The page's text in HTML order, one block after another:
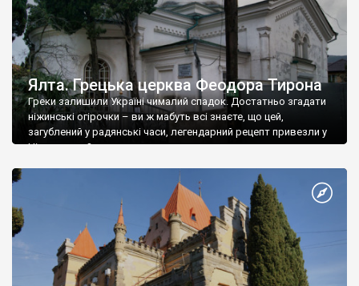
Ялта. Грецька церква Феодора Тирона
Греки залишили Україні чималий спадок. Достатньо згадати
ніжинські огірочки – ви ж мабуть всі знаєте, що цей,
загублений у радянські часи, легендарний рецепт привезли у
Ніжин греки?